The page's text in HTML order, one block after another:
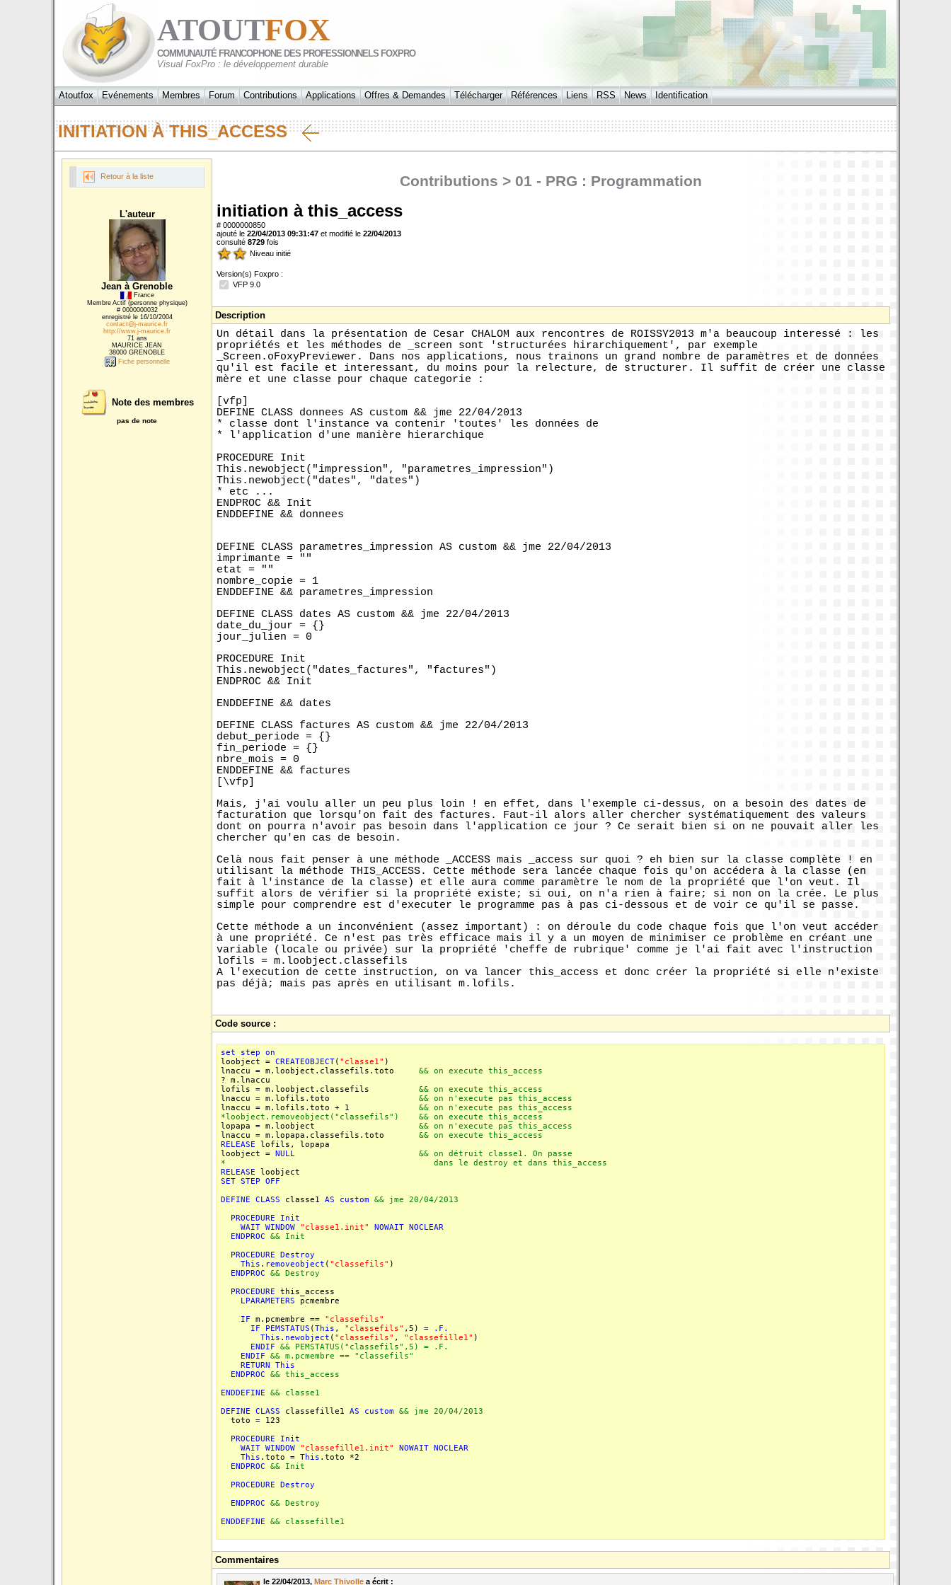
ATOUTFOX
COMMUNAUTÉ FRANCOPHONE DES PROFESSIONNELS FOXPRO
Visual FoxPro : le développement durable
Atoutfox Evénements Membres Forum Contributions Applications Offres & Demandes Télécharger Références Liens RSS News Identification
INITIATION À THIS_ACCESS
Retour à la liste
L'auteur
Jean à Grenoble
France
Membre Actif (personne physique)
# 0000000032
enregistré le 16/10/2004
contact@j-maurice.fr
http://www.j-maurice.fr
71 ans
MAURICE JEAN
38000 GRENOBLE
Fiche personnelle
Note des membres
pas de note
Contributions > 01 - PRG : Programmation
initiation à this_access
# 0000000850
ajouté le 22/04/2013 09:31:47 et modifié le 22/04/2013
consulté 8729 fois
Niveau initié
Version(s) Foxpro :
VFP 9.0
Description
Un détail dans la présentation de Cesar CHALOM aux rencontres de ROISSY2013 m'a beaucoup interessé : les
propriétés et les méthodes de _screen sont 'structurées hirarchiquement', par exemple
_Screen.oFoxyPreviewer. Dans nos applications, nous trainons un grand nombre de paramètres et de données
qu'il est facile et interessant, du moins pour la relecture, de structurer. Il suffit de créer une classe
mère et une classe pour chaque categorie :
[vfp]
DEFINE CLASS donnees AS custom && jme 22/04/2013
* classe dont l'instance va contenir 'toutes' les données de
* l'application d'une manière hierarchique
PROCEDURE Init
This.newobject("impression", "parametres_impression")
This.newobject("dates", "dates")
* etc ...
ENDPROC && Init
ENDDEFINE && donnees
DEFINE CLASS parametres_impression AS custom && jme 22/04/2013
imprimante = ""
etat = ""
nombre_copie = 1
ENDDEFINE && parametres_impression
DEFINE CLASS dates AS custom && jme 22/04/2013
date_du_jour = {}
jour_julien = 0
PROCEDURE Init
This.newobject("dates_factures", "factures")
ENDPROC && Init
ENDDEFINE && dates
DEFINE CLASS factures AS custom && jme 22/04/2013
debut_periode = {}
fin_periode = {}
nbre_mois = 0
ENDDEFINE && factures
[\vfp]
Mais, j'ai voulu aller un peu plus loin ! en effet, dans l'exemple ci-dessus, on a besoin des dates de
facturation que lorsqu'on fait des factures. Faut-il alors aller chercher systématiquement des valeurs
dont on pourra n'avoir pas besoin dans l'application ce jour ? Ce serait bien si on ne pouvait aller les
chercher qu'en cas de besoin.
Celà nous fait penser à une méthode _ACCESS mais _access sur quoi ? eh bien sur la classe complète ! en
utilisant la méthode THIS_ACCESS. Cette méthode sera lancée chaque fois qu'on accédera à la classe (en
fait à l'instance de la classe) et elle aura comme paramètre le nom de la propriété que l'on veut. Il
suffit alors de vérifier si la propriété existe; si oui, on n'a rien à faire; si non on la crée. Le plus
simple pour comprendre est d'executer le programme pas à pas ci-dessous et de voir ce qu'il se passe.
Cette méthode a un inconvénient (assez important) : on déroule du code chaque fois que l'on veut accéder
à une propriété. Ce n'est pas très efficace mais il y a un moyen de minimiser ce problème en créant une
variable (locale ou privée) sur la propriété 'cheffe de rubrique' comme je l'ai fait avec l'instruction
lofils = m.loobject.classefils
A l'execution de cette instruction, on va lancer this_access et donc créer la propriété si elle n'existe
pas déjà; mais pas après en utilisant m.lofils.
Code source :
set step
on
loobject = CREATEOBJECT( "classe1" )
lnaccu = m.loobject.classefils.toto && on execute this_access
? m.lnaccu
lofils = m.loobject.classefils && on execute this_access
lnaccu = m.lofils.toto && on n'execute pas this_access
lnaccu = m.lofils.toto + 1 && on n'execute pas this_access
*loobject.removeobject("classefils") && on execute this_access
lopapa = m.loobject && on n'execute pas this_access
lnaccu = m.lopapa.classefils.toto && on execute this_access
RELEASE lofils, lopapa
loobject = NULL
&& on détruit classe1. On passe
* dans le destroy et dans this_access
RELEASE loobject
SET STEP
OFF
DEFINE
CLASS classe1 AS custom && jme 20/04/2013
PROCEDURE
Init
WAIT WINDOW "classe1.init" NOWAIT NOCLEAR
ENDPROC
&& Init
PROCEDURE
Destroy
This . removeobject ( "classefils" )
ENDPROC
&& Destroy
PROCEDURE this_access
LPARAMETERS pcmembre
IF m.pcmembre == "classefils"
IF
PEMSTATUS (This , "classefils" ,5) =
.F.
This . newobject ( "classefils" , "classefille1" )
ENDIF
&& PEMSTATUS("classefils",5) = .F.
ENDIF
&& m.pcmembre == "classefils"
RETURN
This
ENDPROC
&& this_access
ENDDEFINE
&& classe1
DEFINE
CLASS classefille1 AS custom && jme 20/04/2013
toto = 123
PROCEDURE
Init
WAIT WINDOW "classefille1.init" NOWAIT NOCLEAR
This .toto = This .toto *2
ENDPROC
&& Init
PROCEDURE
Destroy
ENDPROC
&& Destroy
ENDDEFINE
&& classefille1
Commentaires
le 22/04/2013, Marc Thivolle a écrit :